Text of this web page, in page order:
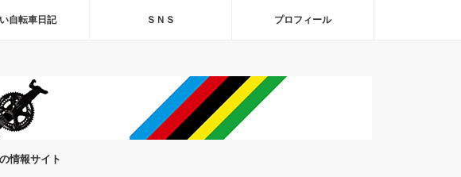
自転車日記 ＳＮＳ プロフィール
情報サイト